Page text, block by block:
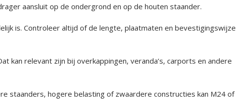
aansluit op de ondergrond en op de houten staander.
is. Controleer altijd of de lengte, plaatmaten en bevestigingswijze
relevant zijn bij overkappingen, veranda’s, carports en andere
staanders, hogere belasting of zwaardere constructies kan M24 of